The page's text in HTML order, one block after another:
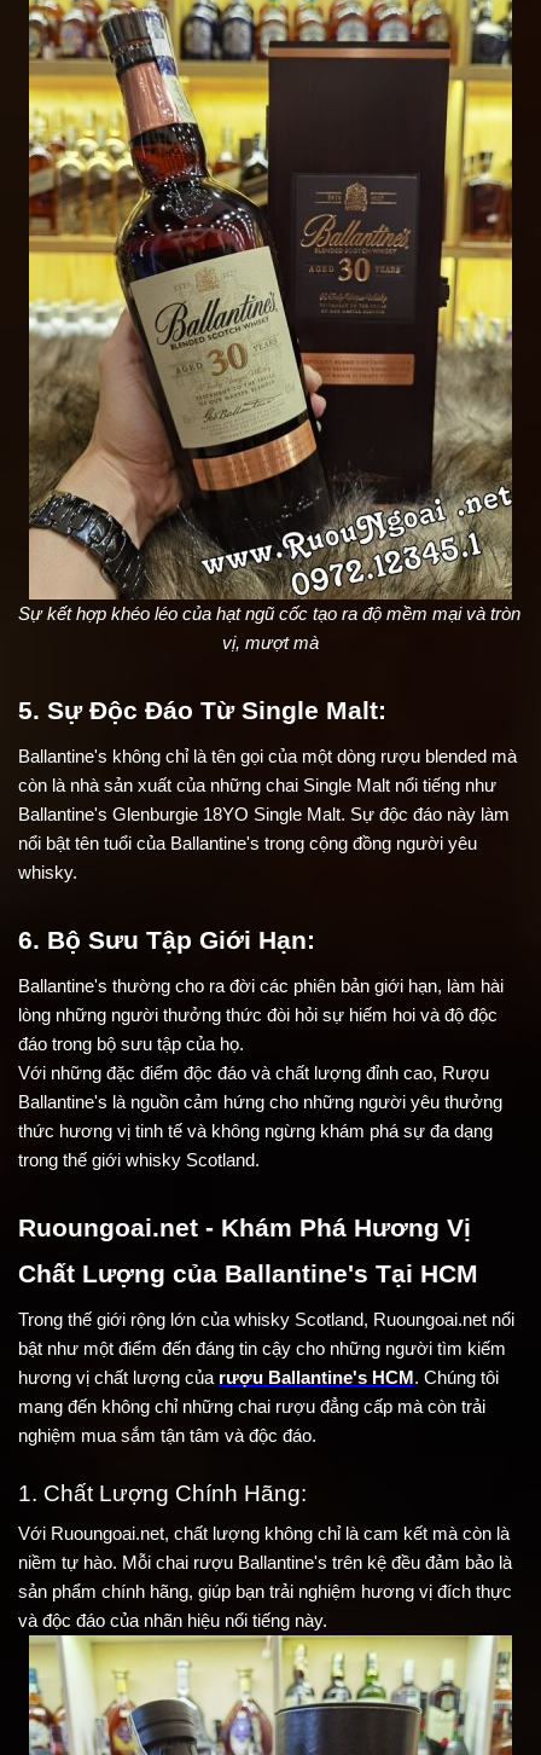
Sự kết hợp khéo léo của hạt ngũ cốc tạo ra độ mềm mại và tròn
vị, mượt mà
5. Sự Độc Đáo Từ Single Malt:
Ballantine's không chỉ là tên gọi của một dòng rượu blended mà
còn là nhà sản xuất của những chai Single Malt nổi tiếng như
Ballantine's Glenburgie 18YO Single Malt. Sự độc đáo này làm
nổi bật tên tuổi của Ballantine's trong cộng đồng người yêu
whisky.
6. Bộ Sưu Tập Giới Hạn:
Ballantine's thường cho ra đời các phiên bản giới hạn, làm hài
lòng những người thưởng thức đòi hỏi sự hiếm hoi và độ độc
đáo trong bộ sưu tập của họ.
Với những đặc điểm độc đáo và chất lượng đỉnh cao, Rượu
Ballantine's là nguồn cảm hứng cho những người yêu thưởng
thức hương vị tinh tế và không ngừng khám phá sự đa dạng
trong thế giới whisky Scotland.
Ruoungoai.net - Khám Phá Hương Vị
Chất Lượng của Ballantine's Tại HCM
Trong thế giới rộng lớn của whisky Scotland, Ruoungoai.net nổi
bật như một điểm đến đáng tin cậy cho những người tìm kiếm
hương vị chất lượng của rượu Ballantine's HCM . Chúng tôi
mang đến không chỉ những chai rượu đẳng cấp mà còn trải
nghiệm mua sắm tận tâm và độc đáo.
1. Chất Lượng Chính Hãng:
Với Ruoungoai.net, chất lượng không chỉ là cam kết mà còn là
niềm tự hào. Mỗi chai rượu Ballantine's trên kệ đều đảm bảo là
sản phẩm chính hãng, giúp bạn trải nghiệm hương vị đích thực
và độc đáo của nhãn hiệu nổi tiếng này.